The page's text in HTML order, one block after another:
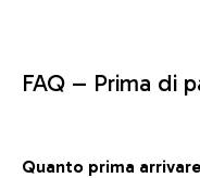
FAQ – Prima di
Quanto prima